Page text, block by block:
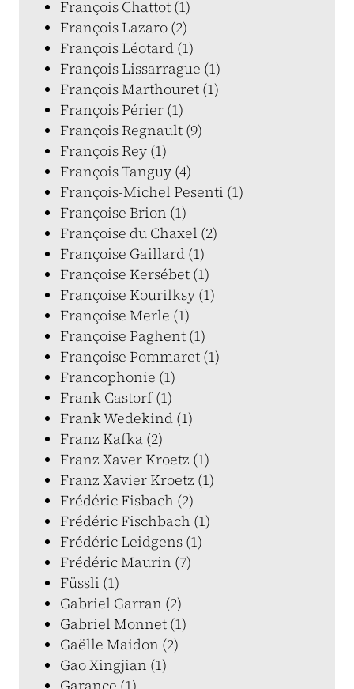
François Chattot (1)
François Lazaro (2)
François Léotard (1)
François Lissarrague (1)
François Marthouret (1)
François Périer (1)
François Regnault (9)
François Rey (1)
François Tanguy (4)
François-Michel Pesenti (1)
Françoise Brion (1)
Françoise du Chaxel (2)
Françoise Gaillard (1)
Françoise Kersébet (1)
Françoise Kourilksy (1)
Françoise Merle (1)
Françoise Paghent (1)
Françoise Pommaret (1)
Francophonie (1)
Frank Castorf (1)
Frank Wedekind (1)
Franz Kafka (2)
Franz Xaver Kroetz (1)
Franz Xavier Kroetz (1)
Frédéric Fisbach (2)
Frédéric Fischbach (1)
Frédéric Leidgens (1)
Frédéric Maurin (7)
Füssli (1)
Gabriel Garran (2)
Gabriel Monnet (1)
Gaëlle Maidon (2)
Gao Xingjian (1)